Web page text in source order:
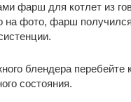
фарш для котлет из
на фото, фарш получился
блендера перебейте
состояния.